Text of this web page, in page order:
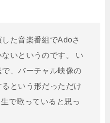
した音楽番組でAdoさ
いというのです。 い
、バーチャル映像の
という形だっただけ
で歌っていると思っ